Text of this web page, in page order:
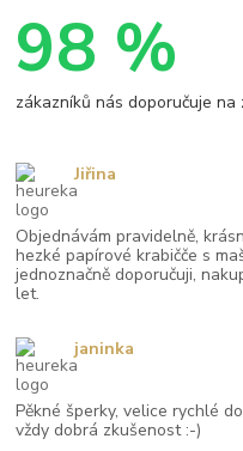
98 %
zákazníků nás doporučuje
Objednávám pravidelně,
hezké papírové krabičče s
jednoznačně doporučuji,
let.
Jiřina
Pěkné šperky, velice rychlé
vždy dobrá zkušenost :-)
janinka